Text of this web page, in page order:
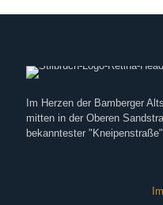
Im Herzen der Bamberger
mitten in der Oberen
bekanntester "Kneipenstraße".